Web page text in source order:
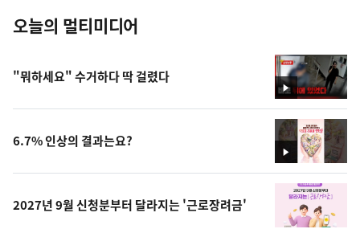
오늘의 멀티미디어
영
상
"뭐하세요" 수거하다 딱 걸렸다
영
상
6.7% 인상의 결과는요?
2027년 9월 신청분부터 달라지는 '근로장려금'